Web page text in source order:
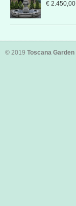
€ 2.450,00
© 2019 Toscana Garden